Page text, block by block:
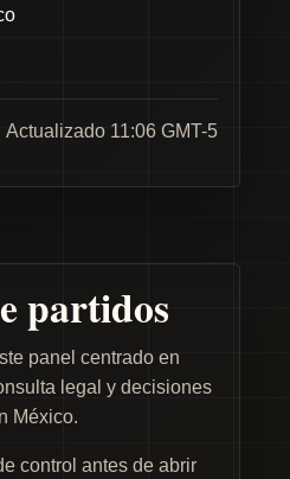
Actualizado 11:06 GMT-5
partidos
panel centrado en
legal y decisiones
México.
control antes de abrir